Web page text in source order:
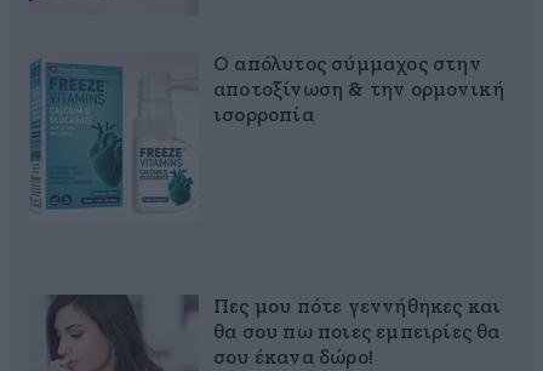
Ο απόλυτος σύμμαχος στην
αποτοξίνωση & την ορμονική
ισορροπία
Πες μου πότε γεννήθηκες και
θα σου πω ποιες εμπειρίες θα
σου έκανα δώρο!